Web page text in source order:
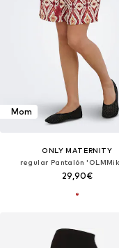
Mom
ONLY MATERNITY
regular Pantalón
29,90€